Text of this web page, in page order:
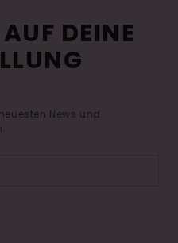
DEINE
News und